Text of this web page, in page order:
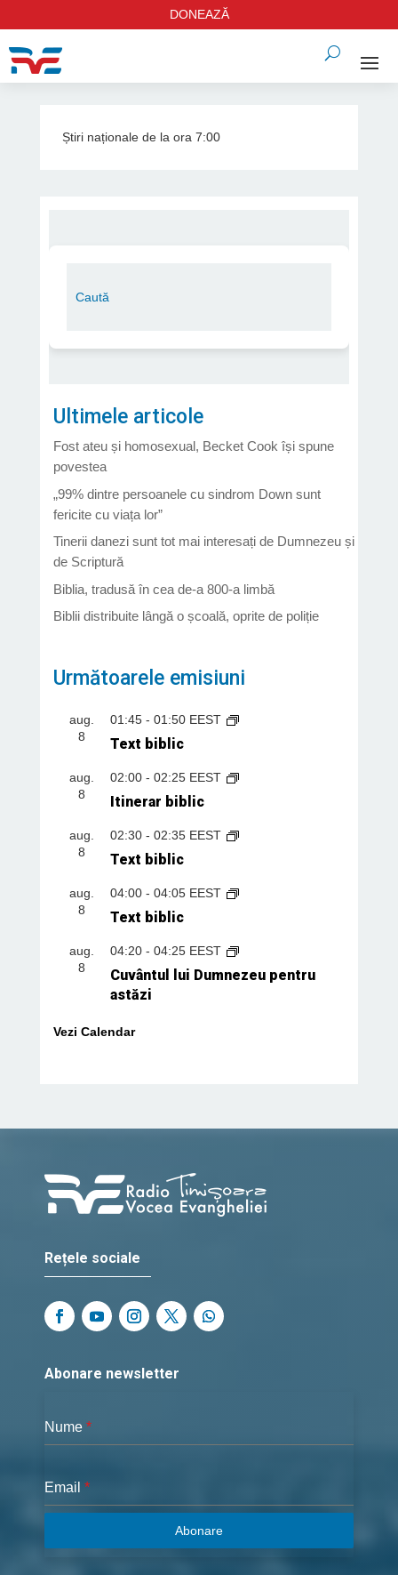
DONEAZĂ
Știri naționale de la ora 7:00
Ultimele articole
Fost ateu și homosexual, Becket Cook își spune
povestea
„99% dintre persoanele cu sindrom Down sunt
fericite cu viața lor”
Tinerii danezi sunt tot mai interesați de Dumnezeu și
de Scriptură
Biblia, tradusă în cea de-a 800-a limbă
Biblii distribuite lângă o școală, oprite de poliție
Următoarele emisiuni
aug.
8
01:45- 01:50 EEST
Text biblic
aug.
8
02:00- 02:25 EEST
Itinerar biblic
aug.
8
02:30- 02:35 EEST
Text biblic
aug.
8
04:00- 04:05 EEST
Text biblic
aug.
8
04:20- 04:25 EEST
Cuvântul lui Dumnezeu pentru
astăzi
Vezi Calendar
Rețele sociale
Abonare newsletter
Nume *
Email *
Abonare